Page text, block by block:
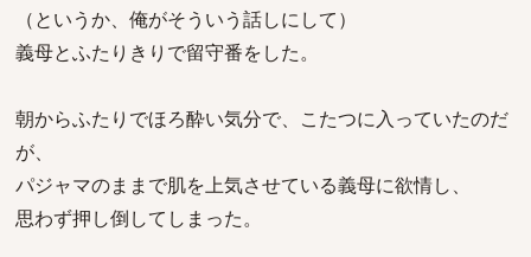
（というか、俺がそういう話しにして）
義母とふたりきりで留守番をした。
朝からふたりでほろ酔い気分で、こたつに入っていたのだ
が、
パジャマのままで肌を上気させている義母に欲情し、
思わず押し倒してしまった。